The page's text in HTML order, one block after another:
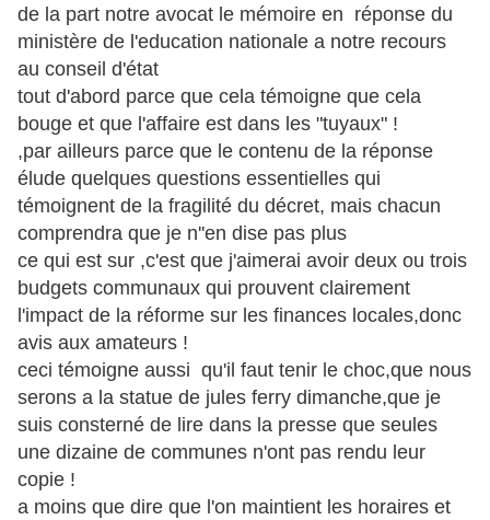
de la part notre avocat le mémoire en réponse du
ministère de l'education nationale a notre recours
au conseil d'état
tout d'abord parce que cela témoigne que cela
bouge et que l'affaire est dans les "tuyaux" !
,par ailleurs parce que le contenu de la réponse
élude quelques questions essentielles qui
témoignent de la fragilité du décret, mais chacun
comprendra que je n''en dise pas plus
ce qui est sur ,c'est que j'aimerai avoir deux ou trois
budgets communaux qui prouvent clairement
l'impact de la réforme sur les finances locales,donc
avis aux amateurs !
ceci témoigne aussi qu'il faut tenir le choc,que nous
serons a la statue de jules ferry dimanche,que je
suis consterné de lire dans la presse que seules
une dizaine de communes n'ont pas rendu leur
copie !
a moins que dire que l'on maintient les horaires et